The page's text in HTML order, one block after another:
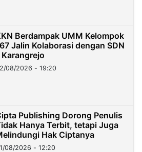
Berdampak UMM Kelompok
Jalin Kolaborasi dengan SDN
1 Karangrejo
08/2026 - 19:20
Publishing Dorong Penulis
Hanya Terbit, tetapi Juga
Hak Ciptanya
08/2026 - 12:20